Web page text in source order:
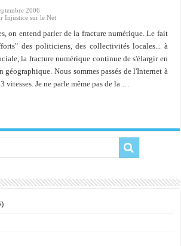
2006
Injustice sur le Net
on entend parler de la fracture numérique. Le fait
des politiciens, des collectivités locales... à
la fracture numérique continue de s'élargir en
Nous sommes passés de l'Internet à
vitesses. Je ne parle même pas de la …